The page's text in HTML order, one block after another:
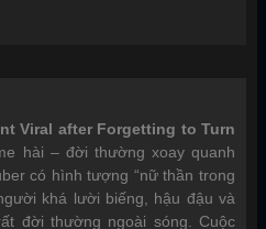
Viral after Forgetting to Turn
hài – đời thường xoay quanh
có hình tượng “nữ thần trong
khá lười biếng, hậu đậu và
đời thường ngoài sóng. Cuộc